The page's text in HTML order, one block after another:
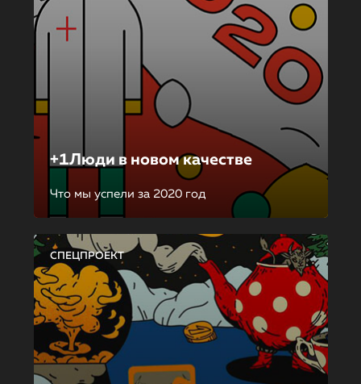
+1Люди в новом качестве
Что мы успели за 2020 год
СПЕЦПРОЕКТ